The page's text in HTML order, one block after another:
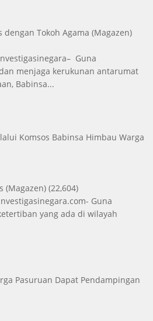
dengan Tokoh Agama (Magazen)
Guna
menjaga kerukunan antarumat
Babinsa...
Komsos Babinsa Himbau Warga
(Magazen) (22,604)
Guna
yang ada di wilayah
Pasuruan Dapat Pendampingan